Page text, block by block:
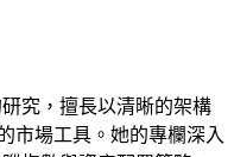
究，擅長以清晰的架構
市場工具。她的專欄深入